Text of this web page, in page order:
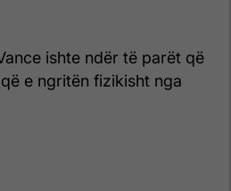
ishte ndër të parët që
e ngritën fizikisht nga